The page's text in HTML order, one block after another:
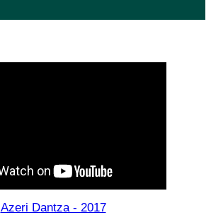
Azeri Dantza - 2017